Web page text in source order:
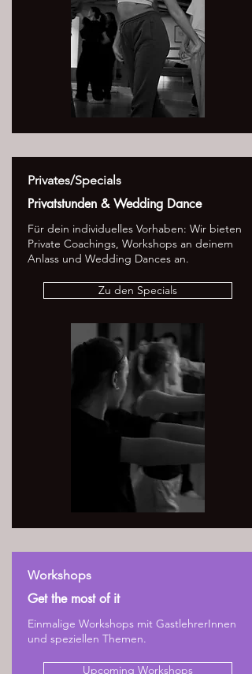
Privates/Specials
Privatstunden & Wedding Dance
Für dein individuelles Vorhaben: Wir bieten
Private Coachings, Workshops an deinem
Anlass und Wedding Dances an.
Zu den Specials
Workshops
Get the most of it
Einmalige Workshops mit GastlehrerInnen
und speziellen Themen.
Upcoming Workshops